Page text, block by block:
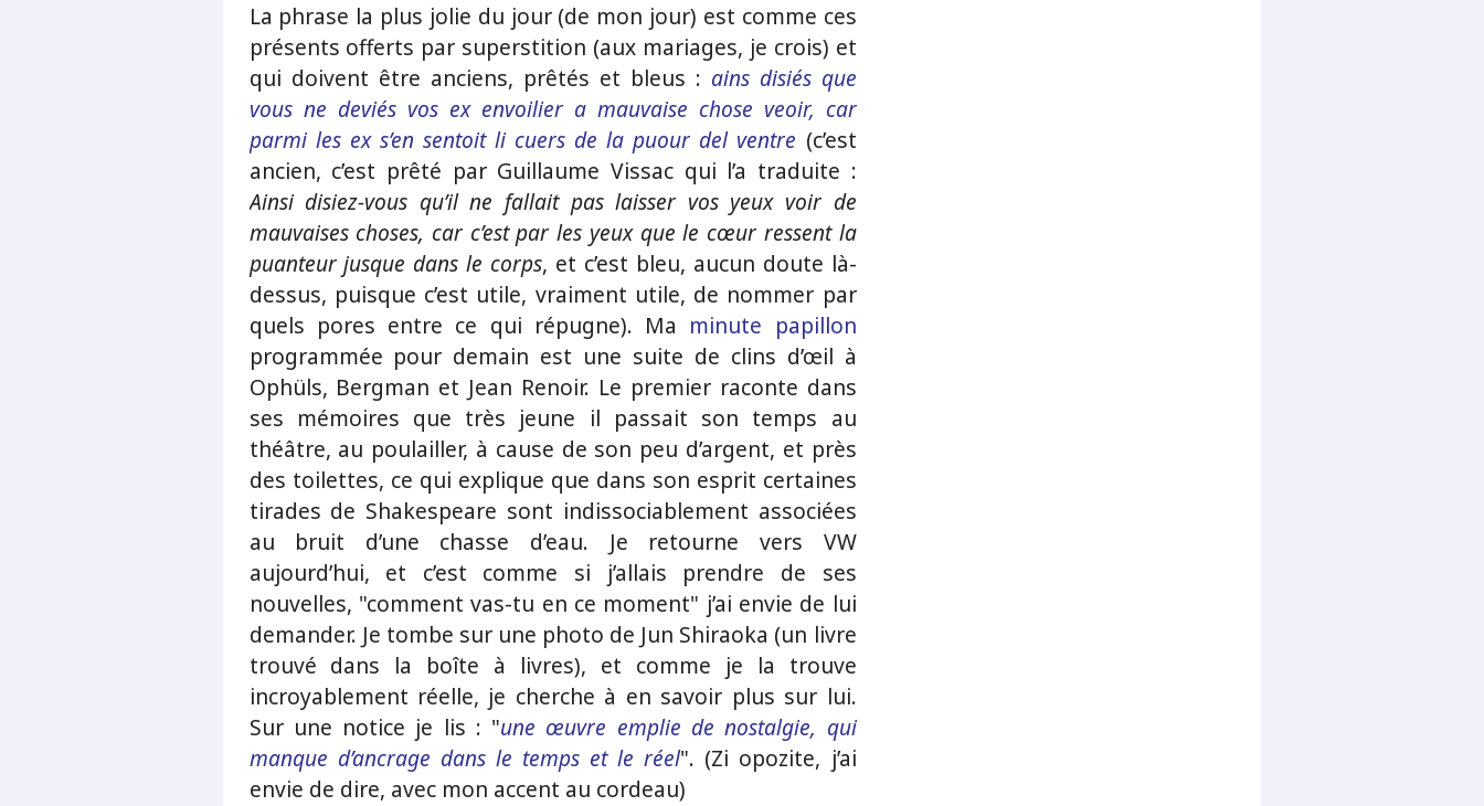
La phrase la plus jolie du jour (de mon jour) est comme ces
présents offerts par superstition (aux mariages, je crois) et
qui doivent être anciens, prêtés et bleus : ains disiés que
vous ne deviés vos ex envoilier a mauvaise chose veoir, car
parmi les ex s’en sentoit li cuers de la puour del ventre (c’est
ancien, c’est prêté par Guillaume Vissac qui l’a traduite :
Ainsi disiez-vous qu’il ne fallait pas laisser vos yeux voir de
mauvaises choses, car c’est par les yeux que le cœur ressent la
puanteur jusque dans le corps, et c’est bleu, aucun doute là-
dessus, puisque c’est utile, vraiment utile, de nommer par
quels pores entre ce qui répugne). Ma minute papillon
programmée pour demain est une suite de clins d’œil à
Ophüls, Bergman et Jean Renoir. Le premier raconte dans
ses mémoires que très jeune il passait son temps au
théâtre, au poulailler, à cause de son peu d’argent, et près
des toilettes, ce qui explique que dans son esprit certaines
tirades de Shakespeare sont indissociablement associées
au bruit d’une chasse d’eau. Je retourne vers VW
aujourd’hui, et c’est comme si j’allais prendre de ses
nouvelles, "comment vas-tu en ce moment" j’ai envie de lui
demander. Je tombe sur une photo de Jun Shiraoka (un livre
trouvé dans la boîte à livres), et comme je la trouve
incroyablement réelle, je cherche à en savoir plus sur lui.
Sur une notice je lis : "une œuvre emplie de nostalgie, qui
manque d’ancrage dans le temps et le réel". (Zi opozite, j’ai
envie de dire, avec mon accent au cordeau)